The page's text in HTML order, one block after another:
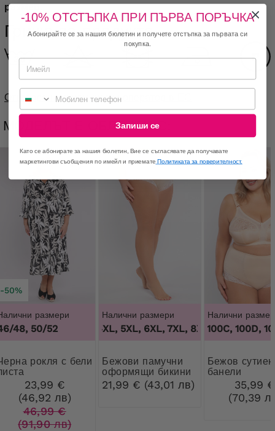
размер.
Грижа за продукта
Отговорен икономически оператор в ЕС
МОДЕЛЪТ Е ОБЛЕЧЕН С:
-50%
размери
48, 50/52
бели
23,99 €
(46,92 лв)
46,99 €
(91,90 лв)
Налични размери
3XL, 4XL, 5XL, 6XL, 7XL, 8XL, 9XL, 3XL,
Бежови памучни
оформящи бикини
с дантела
21,99 € (43,01 лв)
Налични
100B, 100C, 100D,
Бежов сутиен без
банели
35,99 €
(70,39
-10% ОТСТЪПКА ПРИ ПЪРВА ПОРЪЧКА
Абонирайте се за нашия бюлетин и получете отстъпка за първата си
покупка.
Запиши се
Като се абонирате за нашия бюлетин, Вие се съгласявате да получавате
маркетингови съобщения по имейл и приемате Политиката за поверителност.